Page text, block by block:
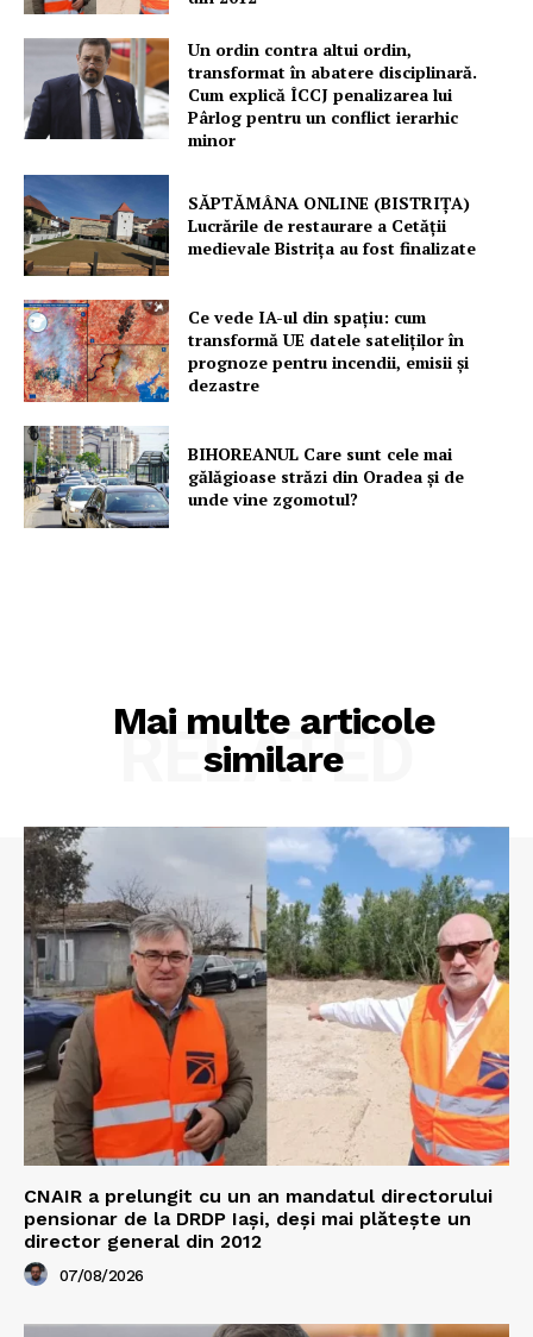
Un proiect
FREEDOM HOUSE ROMÂNIA
PRESShub
Despre noi / Echipa
Proiecte editoriale
Rețea
Contact
Un ordin contra altui ordin,
transformat în abatere disciplinară.
Cum explică ÎCCJ penalizarea lui
Pârlog pentru un conflict ierarhic
minor
SĂPTĂMÂNA ONLINE (BISTRIȚA)
Lucrările de restaurare a Cetăţii
medievale Bistriţa au fost finalizate
Ce vede IA-ul din spațiu: cum
transformă UE datele sateliților în
prognoze pentru incendii, emisii și
dezastre
BIHOREANUL Care sunt cele mai
gălăgioase străzi din Oradea și de
unde vine zgomotul?
Mai multe articole
similare
RELATED
CNAIR a prelungit cu un an mandatul directorului
pensionar de la DRDP Iași, deși mai plătește un
director general din 2012
07/08/2026